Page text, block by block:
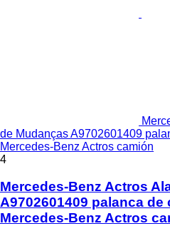
de Mudanças A9702601409
Mercedes-Benz Actros camión
4
Mercedes-Benz Actros
A9702601409 palanca de
Mercedes-Benz Actros